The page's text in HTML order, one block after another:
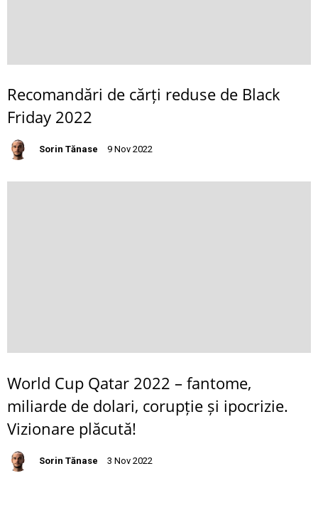
Recomandări de cărți reduse de Black
Friday 2022
Sorin Tănase 9 Nov 2022
World Cup Qatar 2022 – fantome,
miliarde de dolari, corupție și ipocrizie.
Vizionare plăcută!
Sorin Tănase 3 Nov 2022